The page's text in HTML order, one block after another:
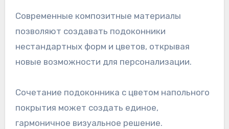
Современные композитные материалы
позволяют создавать подоконники
нестандартных форм и цветов, открывая
новые возможности для персонализации.
Сочетание подоконника с цветом напольного
покрытия может создать единое,
гармоничное визуальное решение.